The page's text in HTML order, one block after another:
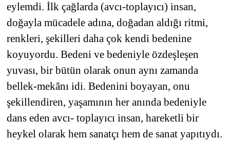
eylemdi. İlk çağlarda (avcı-toplayıcı) insan,
doğayla mücadele adına, doğadan aldığı ritmi,
renkleri, şekilleri daha çok kendi bedenine
koyuyordu. Bedeni ve bedeniyle özdeşleşen
yuvası, bir bütün olarak onun aynı zamanda
bellek-mekânı idi. Bedenini boyayan, onu
şekillendiren, yaşamının her anında bedeniyle
dans eden avcı- toplayıcı insan, hareketli bir
heykel olarak hem sanatçı hem de sanat yapıtıydı.
VİDEO GALERİ
YAŞAM